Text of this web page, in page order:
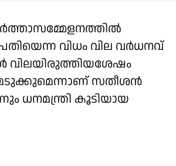
വിധം വില വർധനവ്
സതീശൻ
ധനമന്ത്രി കൂടിയായ